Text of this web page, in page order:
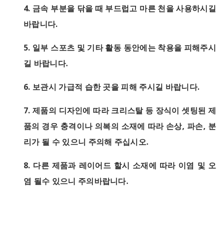
4. 금속 부분을 닦을 때 부드럽고 마른 천을 사용하시길
바랍니다.
5. 일부 스포츠 및 기타 활동 동안에는 착용을 피해주시
길 바랍니다.
6. 보관시 가급적 습한 곳을 피해 주시길 바랍니다.
7.제품의 디자인에 따라 크리스탈 등 장식이 셋팅된 제
품의 경우 충격이나 의복의 소재에 따라 손상, 파손, 분
리가 될 수 있으니 주의해 주십시오.
8. 다른 제품과 레이어드 할시 소재에 따라 이염 및 오
염 될수 있으니 주의바랍니다.